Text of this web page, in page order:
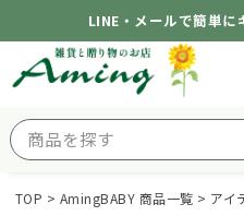
LINE・メールで簡単に
TOP AmingBABY 商品一覧 アイ